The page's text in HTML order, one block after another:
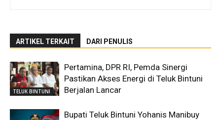
ARTIKEL TERKAIT DARI PENULIS
TELUK BINTUNI
Pertamina, DPR RI, Pemda Sinergi
Pastikan Akses Energi di Teluk Bintuni
Berjalan Lancar
Bupati Teluk Bintuni Yohanis Manibuy